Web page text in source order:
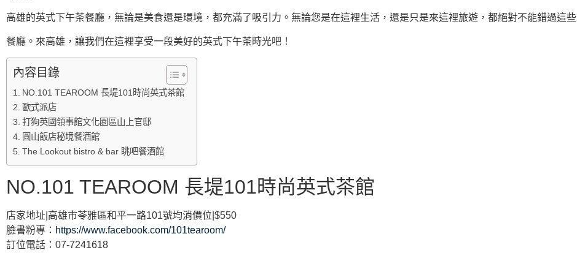
高雄的英式下午茶餐廳，無論是美食還是環境，都充滿了吸引力。無論您是在這裡生活，還是只是來這裡旅遊，都絕對不能錯過這些
餐廳。來高雄，讓我們在這裡享受一段美好的英式下午茶時光吧！
內容目錄
NO.101 TEAROOM 長堤101時尚英式茶館
歐式派店
打狗英國領事館文化園區山上官邸
圓山飯店秘境餐酒館
The Lookout bistro & bar 眺吧餐酒館
NO.101 TEAROOM 長堤101時尚英式茶館
店家地址|高雄市苓雅區和平一路101號均消價位|$550
臉書粉專： https://www.facebook.com/101tearoom/
訂位電話：07-7241618